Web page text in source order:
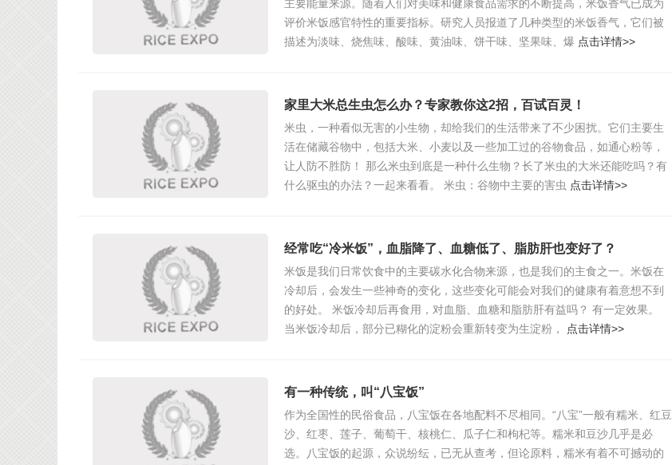
主要能量来源。随着人们对美味和健康食品需求的不断提高，米饭香气已成为
评价米饭感官特性的重要指标。研究人员报道了几种类型的米饭香气，它们被
描述为淡味、烧焦味、酸味、黄油味、饼干味、坚果味、爆 点击详情>>
家里大米总生虫怎么办？专家教你这2招，百试百灵！
米虫，一种看似无害的小生物，却给我们的生活带来了不少困扰。它们主要生
活在储藏谷物中，包括大米、小麦以及一些加工过的谷物食品，如通心粉等，
让人防不胜防！ 那么米虫到底是一种什么生物？长了米虫的大米还能吃吗？有
什么驱虫的办法？一起来看看。 米虫：谷物中主要的害虫 点击详情>>
经常吃“冷米饭”，血脂降了、血糖低了、脂肪肝也变好了？
米饭是我们日常饮食中的主要碳水化合物来源，也是我们的主食之一。米饭在
冷却后，会发生一些神奇的变化，这些变化可能会对我们的健康有着意想不到
的好处。 米饭冷却后再食用，对血脂、血糖和脂肪肝有益吗？ 有一定效果。
当米饭冷却后，部分已糊化的淀粉会重新转变为生淀粉， 点击详情>>
有一种传统，叫“八宝饭”
作为全国性的民俗食品，八宝饭在各地配料不尽相同。“八宝”一般有糯米、红豆
沙、红枣、莲子、葡萄干、核桃仁、瓜子仁和枸杞等。糯米和豆沙几乎是必
选。八宝饭的起源，众说纷纭，已无从查考，但论原料，糯米有着不可撼动的